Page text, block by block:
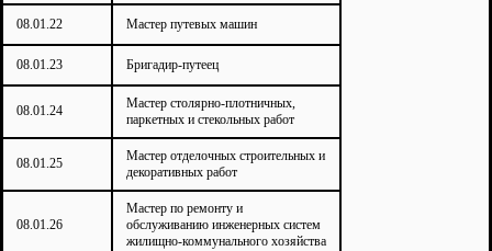
08.01.22 Мастер путевых машин
08.01.23 Бригадир-путеец
08.01.24
Мастер столярно-плотничных,
паркетных и стекольных работ
08.01.25
Мастер отделочных строительных и
декоративных работ
08.01.26
Мастер по ремонту и
обслуживанию инженерных систем
жилищно-коммунального хозяйства